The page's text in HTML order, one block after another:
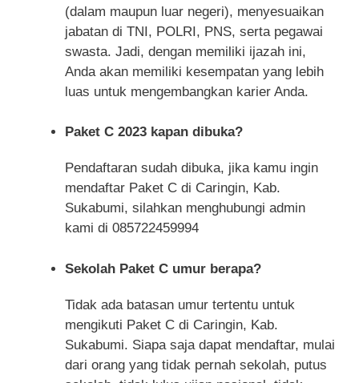
(dalam maupun luar negeri), menyesuaikan
jabatan di TNI, POLRI, PNS, serta pegawai
swasta. Jadi, dengan memiliki ijazah ini,
Anda akan memiliki kesempatan yang lebih
luas untuk mengembangkan karier Anda.
Paket C 2023 kapan dibuka?
Pendaftaran sudah dibuka, jika kamu ingin
mendaftar Paket C di Caringin, Kab.
Sukabumi, silahkan menghubungi admin
kami di 085722459994
Sekolah Paket C umur berapa?
Tidak ada batasan umur tertentu untuk
mengikuti Paket C di Caringin, Kab.
Sukabumi. Siapa saja dapat mendaftar, mulai
dari orang yang tidak pernah sekolah, putus